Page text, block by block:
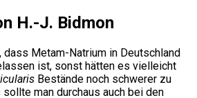
H.-J. Bidmon
dass Metam-Natrium in Deutschland
ist, sonst hätten es vielleicht
Bestände noch schwerer zu
man durchaus auch bei den